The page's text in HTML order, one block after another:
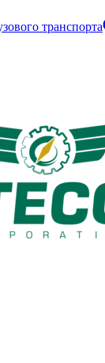
транспорта